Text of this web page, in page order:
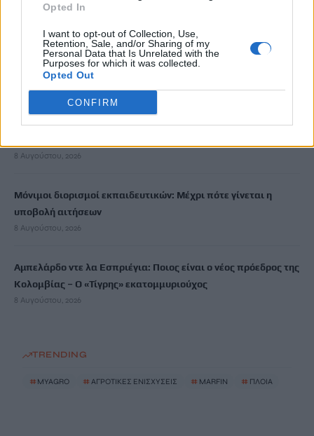
Opted In
I want to opt-out of Collection, Use,
Retention, Sale, and/or Sharing of my
Personal Data that Is Unrelated with the
Purposes for which it was collected.
Opted Out
CONFIRM
Δεκαπενταύγουστου – Γεμάτα αναχωρούν τα πλοία
8 Αυγούστου, 2026
Καύσωνας και υψηλή ζήτηση εκτοξεύουν τις τιμές ρεύματος
8 Αυγούστου, 2026
Πότε λήγουν τα προγράμματα «Ανακαίνιση Κατοικίας» και
8 Αυγούστου, 2026
Μόνιμοι διορισμοί εκπαιδευτικών: Μέχρι πότε γίνεται η
υποβολή αιτήσεων
8 Αυγούστου, 2026
Αμπελάρδο ντε λα Εσπριέγια: Ποιος είναι ο νέος πρόεδρος της
Κολομβίας – Ο «Τίγρης» εκατομμυριούχος
8 Αυγούστου, 2026
TRENDING
# MYAGRO # ΑΓΡΟΤΙΚΕΣ ΕΝΙΣΧΥΣΕΙΣ # MARFIN # ΠΛΟΙΑ